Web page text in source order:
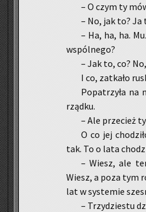
– O czym ty
– No, jak to?
– Ha, ha, ha.
wspól­ne­go?
– Jak to, co?
I co, za­tka­ło
Po­pa­trzy­ła na
rząd­ku.
– Ale prze­cież
O co jej
tak. To o lata
– Wiesz, ale
Wiesz, a poza tym
lat w sys­te­mie
– Trzy­dzie­stu